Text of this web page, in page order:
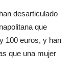
desarticulado
que
100 euros, y han
que una mujer